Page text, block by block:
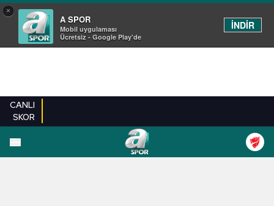
×
A SPOR
Mobil uygulaması
Ücretsiz - Google Play'de
İNDİR
CANLI
SKOR